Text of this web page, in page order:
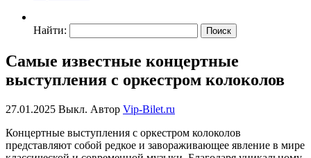
Найти:
Самые известные концертные
выступления с оркестром колоколов
27.01.2025 Выкл. Автор Vip-Bilet.ru
Концертные выступления с оркестром колоколов
представляют собой редкое и завораживающее явление в мире